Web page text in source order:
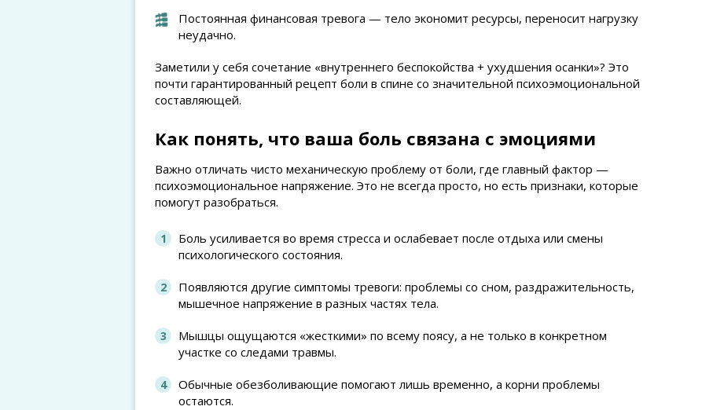
Постоянная финансовая тревога — тело экономит ресурсы, переносит нагрузку
неудачно.
Заметили у себя сочетание «внутреннего беспокойства + ухудшения осанки»? Это
почти гарантированный рецепт боли в спине со значительной психоэмоциональной
составляющей.
Как понять, что ваша боль связана с эмоциями
Важно отличать чисто механическую проблему от боли, где главный фактор —
психоэмоциональное напряжение. Это не всегда просто, но есть признаки, которые
помогут разобраться.
Боль усиливается во время стресса и ослабевает после отдыха или смены
психологического состояния.
Появляются другие симптомы тревоги: проблемы со сном, раздражительность,
мышечное напряжение в разных частях тела.
Мышцы ощущаются «жесткими» по всему поясу, а не только в конкретном
участке со следами травмы.
Обычные обезболивающие помогают лишь временно, а корни проблемы
остаются.